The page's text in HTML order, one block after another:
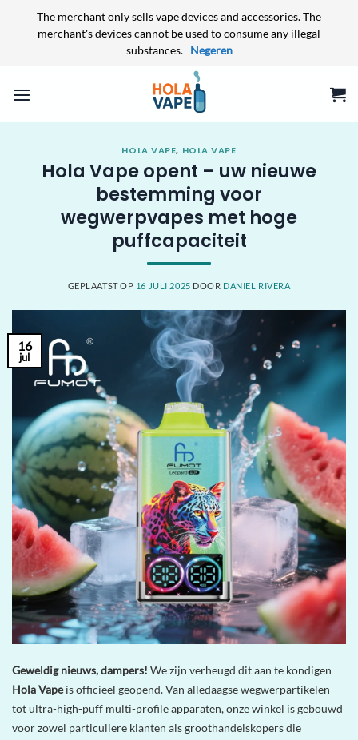
The merchant only sells vape devices and accessories. The
merchant's devices cannot be used to consume any illegal
substances. Negeren
naar
HOLA VAPE, HOLA VAPE
Hola Vape opent – uw nieuwe
bestemming voor
wegwerpvapes met hoge
puffcapaciteit
GEPLAATST OP 16 JULI 2025 DOOR DANIEL RIVERA
16
jul
Geweldig nieuws, dampers! We zijn verheugd dit aan te kondigen
Hola Vapeis officieel geopend. Van alledaagse wegwerpartikelen
tot ultra-high-puff multi-profile apparaten, onze winkel is gebouwd
voor zowel particuliere klanten als groothandelskopers die